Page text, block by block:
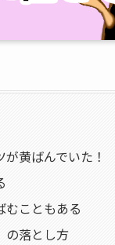
黄ばんでいた！
むこともある
の落とし方